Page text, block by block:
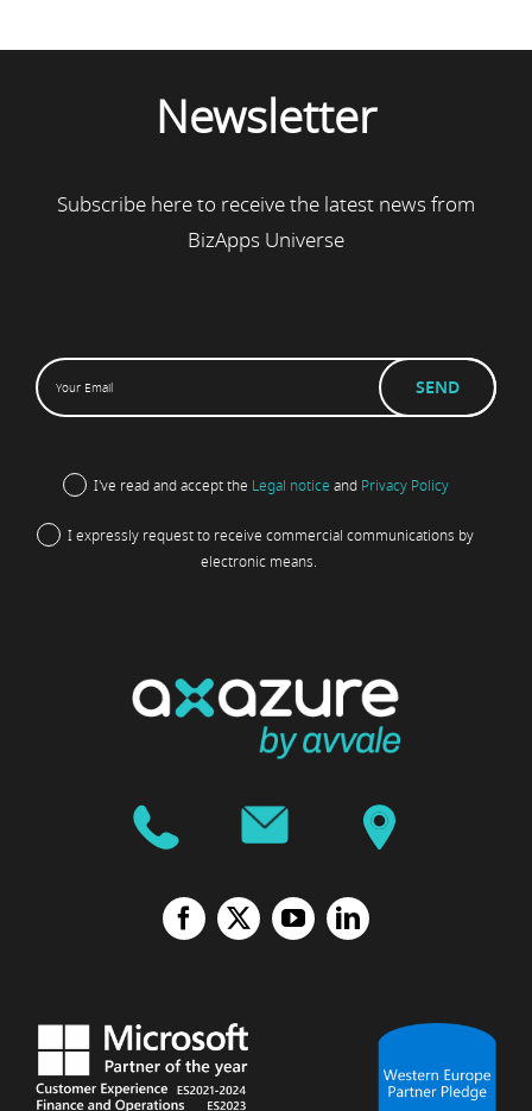
Newsletter
Subscribe here to receive the latest news from
BizApps Universe
I've read and accept the Legal notice and Privacy Policy
I expressly request to receive commercial communications by
electronic means.